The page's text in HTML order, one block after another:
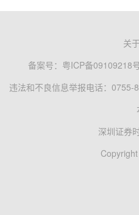
关
备案号： 粤ICP备09109218
违法和不良信息举报电话：0755-
深圳证券